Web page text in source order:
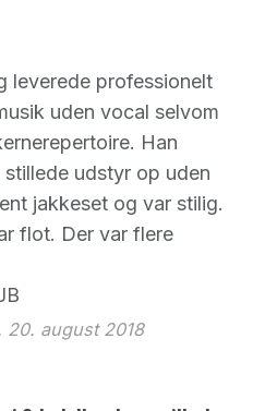
leverede professionelt
uden vocal selvom
Han
udstyr op uden
jakkeset og var stilig.
flot. Der var flere
20. august 2018